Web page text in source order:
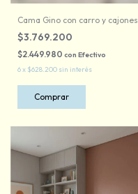
Cama Gino con carro y cajones
$3.769.200
$2.449.980 con Efectivo
6x $628.200 sin interés
Comprar